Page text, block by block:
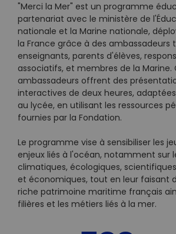
"Merci la Mer" est un programme
partenariat avec le ministère de
nationale et la Marine nationale,
la France grâce à des ambassadeurs
enseignants, parents d'élèves,
associatifs, et membres de la Marine.
ambassadeurs offrent des
interactives de deux heures,
au lycée, en utilisant les ressources
fournies par la Fondation.
Le programme vise à sensibiliser les
enjeux liés à l'océan, notamment sur
climatiques, écologiques,
et économiques, tout en leur faisant
riche patrimoine maritime français
filières et les métiers liés à la mer.